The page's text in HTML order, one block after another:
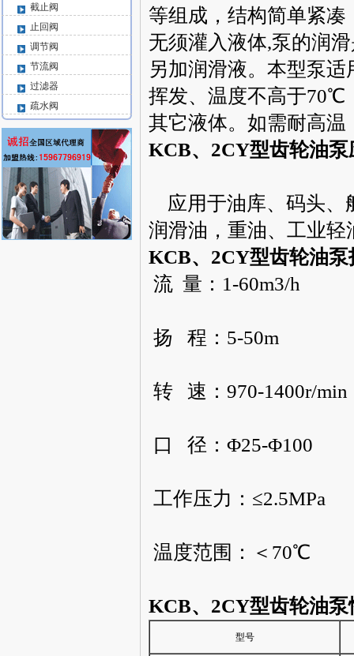
截止阀
止回阀
调节阀
节流阀
过滤器
疏水阀
等组成，结构简单紧
无须灌入液体,泵的润
另加润滑液。本型泵
挥发、温度不高于70℃
其它液体。如需耐高
KCB、2CY型齿轮油泵
应用于油库、码头、
润滑油，重油、工业轻
KCB、2CY型齿轮油泵
流 量：1-60m3/h
扬 程：5-50m
转 速：970-1400r/min
口 径：Φ25-Φ100
工作压力：≤2.5MPa
温度范围：＜70℃
KCB、2CY型齿轮油泵
型号